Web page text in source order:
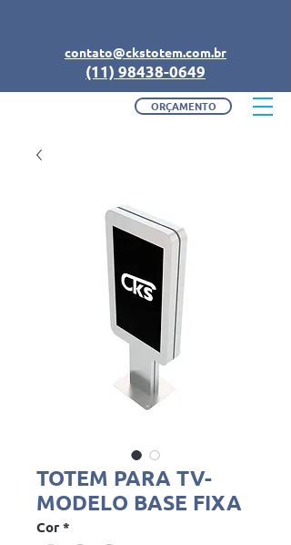
contato@ckstotem.com.br
(11) 98438-0649
ORÇAMENTO
TOTEM PARA TV-
MODELO BASE FIXA
Cor *